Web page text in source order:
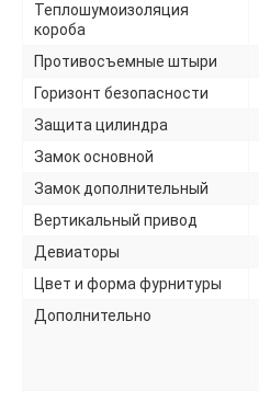
Теплошумоизоляция
короба
Противосъемные штыри
Горизонт безопасности
Защита цилиндра
Замок основной
Замок дополнительный
Вертикальный привод
Девиаторы
Цвет и форма фурнитуры
Дополнительно